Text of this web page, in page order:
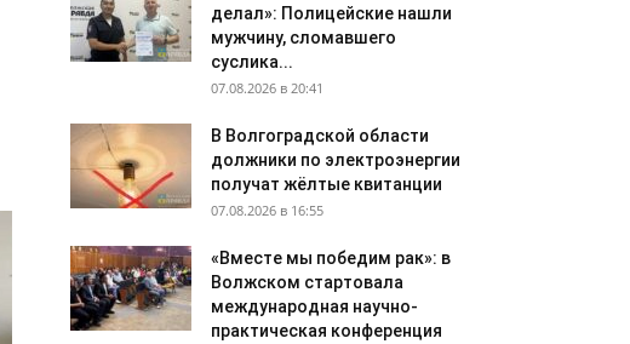
делал»: Полицейские нашли
мужчину, сломавшего
суслика...
07.08.2026 в 20:41
В Волгоградской области
должники по электроэнергии
получат жёлтые квитанции
07.08.2026 в 16:55
«Вместе мы победим рак»: в
Волжском стартовала
международная научно-
практическая конференция